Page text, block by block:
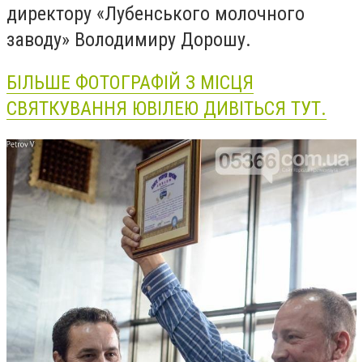
директору «Лубенського молочного
заводу» Володимиру Дорошу.
БІЛЬШЕ ФОТОГРАФІЙ З МІСЦЯ
СВЯТКУВАННЯ ЮВІЛЕЮ ДИВІТЬСЯ ТУТ.